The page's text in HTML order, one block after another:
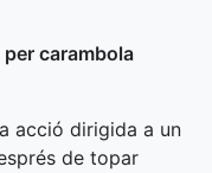
per carambola
acció dirigida a un
de topar